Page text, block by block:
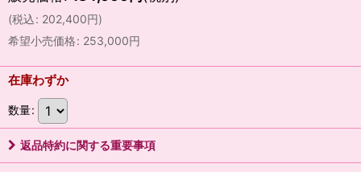
(税込: 202,400円)
希望小売価格: 253,000円
在庫わずか
数量:
返品特約に関する重要事項